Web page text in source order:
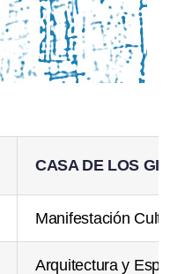
CASA DE LOS
Manifestación
Arquitectura y